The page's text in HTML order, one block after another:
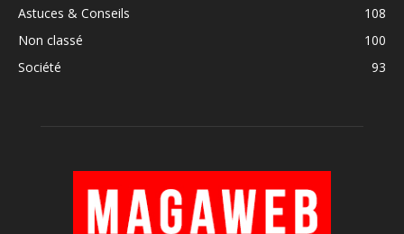
Astuces & Conseils
108
Non classé
100
Société
93